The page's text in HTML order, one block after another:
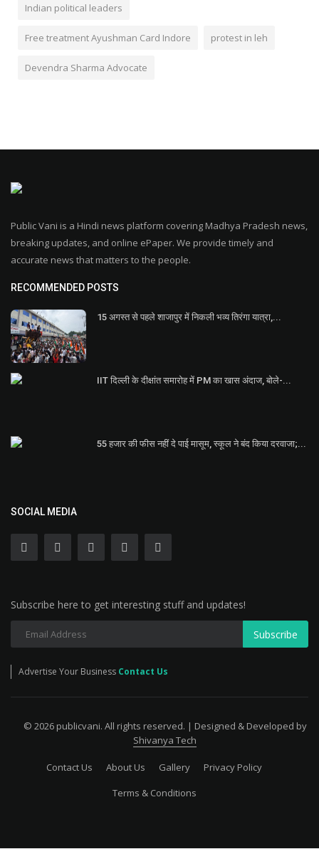
Indian political leaders
Free treatment Ayushman Card Indore protest in leh
Devendra Sharma Advocate
Public Vani is a Hindi news platform covering Madhya Pradesh news,
breaking updates, and online ePaper. We provide timely and
accurate news that matters to the people.
RECOMMENDED POSTS
15 अगस्त से पहले शाजापुर में निकली भव्य तिरंगा यात्रा,...
IIT दिल्ली के दीक्षांत समारोह में PM का खास अंदाज, बोले-...
55 हजार की फीस नहीं दे पाई मासूम, स्कूल ने बंद किया दरवाजा;...
SOCIAL MEDIA
Subscribe here to get interesting stuff and updates!
Subscribe
Advertise Your Business Contact Us
© 2026 publicvani. All rights reserved. | Designed & Developed by
Shivanya Tech
Contact Us About Us Gallery
Privacy Policy
Terms & Conditions